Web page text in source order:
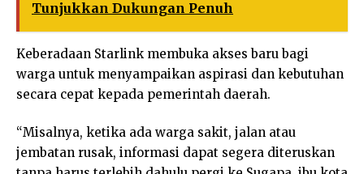
Tunjukkan Dukungan Penuh
Keberadaan Starlink membuka akses baru bagi
warga untuk menyampaikan aspirasi dan kebutuhan
secara cepat kepada pemerintah daerah.
“Misalnya, ketika ada warga sakit, jalan atau
jembatan rusak, informasi dapat segera diteruskan